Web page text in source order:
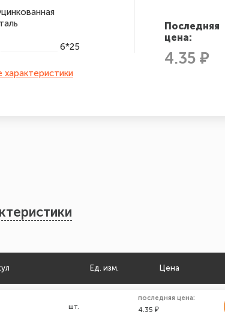
6*25
характеристики
Последняя
цена:
4.35 ₽
Ед. изм. Цена
шт.
последняя цена:
4.35 ₽